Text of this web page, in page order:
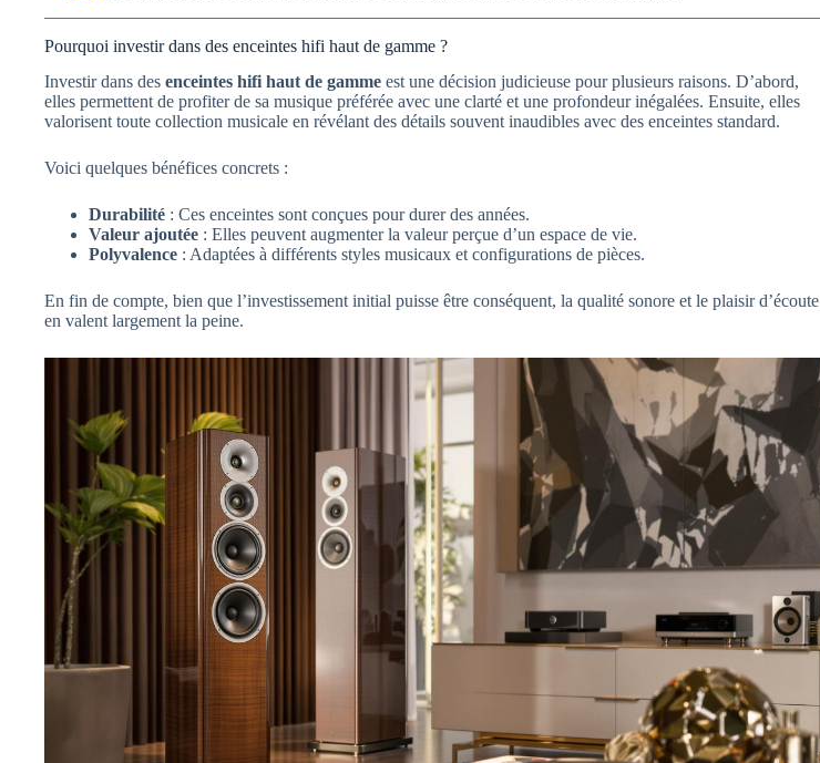
Pourquoi investir dans des enceintes hifi haut de gamme ?
Investir dans des enceintes hifi haut de gamme est une décision judicieuse pour plusieurs raisons. D’abord,
elles permettent de profiter de sa musique préférée avec une clarté et une profondeur inégalées. Ensuite, elles
valorisent toute collection musicale en révélant des détails souvent inaudibles avec des enceintes standard.
Voici quelques bénéfices concrets :
Durabilité : Ces enceintes sont conçues pour durer des années.
Valeur ajoutée : Elles peuvent augmenter la valeur perçue d’un espace de vie.
Polyvalence : Adaptées à différents styles musicaux et configurations de pièces.
En fin de compte, bien que l’investissement initial puisse être conséquent, la qualité sonore et le plaisir d’écoute
en valent largement la peine.